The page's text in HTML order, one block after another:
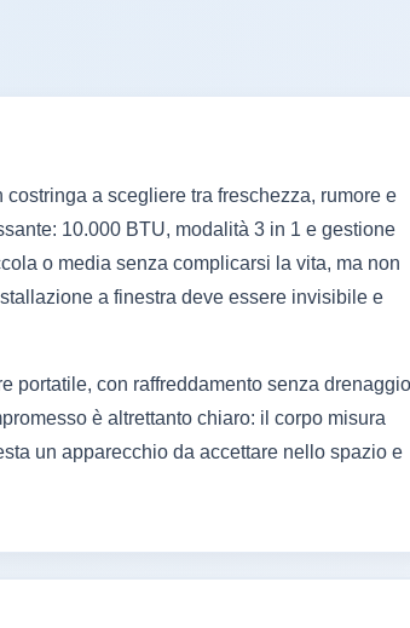
a scegliere tra freschezza, rumore e
10.000 BTU, modalità 3 in 1 e gestione
o media senza complicarsi la vita, ma non
a finestra deve essere invisibile e
portatile, con raffreddamento senza drenaggio
è altrettanto chiaro: il corpo misura
un apparecchio da accettare nello spazio e